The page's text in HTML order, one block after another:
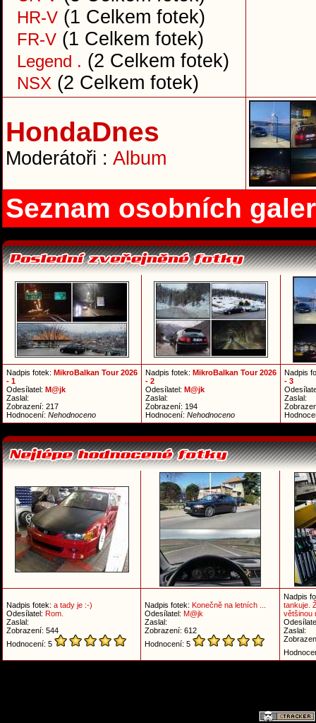
HR-V (1 Celkem fotek)
FR-V (1 Celkem fotek)
Legend . (2 Celkem fotek)
NSX (2 Celkem fotek)
HondaDnes
Moderátoři : Album
Seznam osobních
Nadpis fotek: MikroBalkan Tour 2026
- 1
Odesílatel: M@jk
Zaslal:
Zobrazení: 217
Hodnocení: Nehodnoceno
Nadpis fotek: MikroBalkan Tour 2026
- 2
Odesílatel: M@jk
Zaslal:
Zobrazení: 194
Hodnocení: Nehodnoceno
Nadpis
- 3
Zaslal:
Nadpis fotek: a tady je :-)
Odesílatel: Rom.
Zaslal:
Zobrazení: 544
Hodnocení: 5
Nadpis fotek: Konečně na letních ...
Odesílatel: M@jk
Zaslal:
Zobrazení: 612
Hodnocení: 5
Nadpis
tankuje.
většinou
Zaslal: